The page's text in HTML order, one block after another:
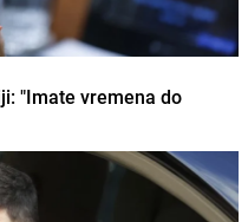
"Imate vremena do